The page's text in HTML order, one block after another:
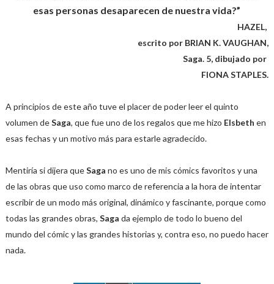
esas personas desaparecen de nuestra vida?”
HAZEL,
escrito por BRIAN K. VAUGHAN,
Saga. 5, dibujado por
FIONA STAPLES.
A principios de este año tuve el placer de poder leer el quinto
volumen deSaga, que fue uno de los regalos que me hizo Elsbeth en
esas fechas y un motivo más para estarle agradecido.
Mentiría si dijera queSaga no es uno de mis cómics favoritos y una
de las obras que uso como marco de referencia a la hora de intentar
escribir de un modo más original, dinámico y fascinante, porque como
todas las grandes obras, Saga da ejemplo de todo lo bueno del
mundo del cómic y las grandes historias y, contra eso, no puedo hacer
nada.